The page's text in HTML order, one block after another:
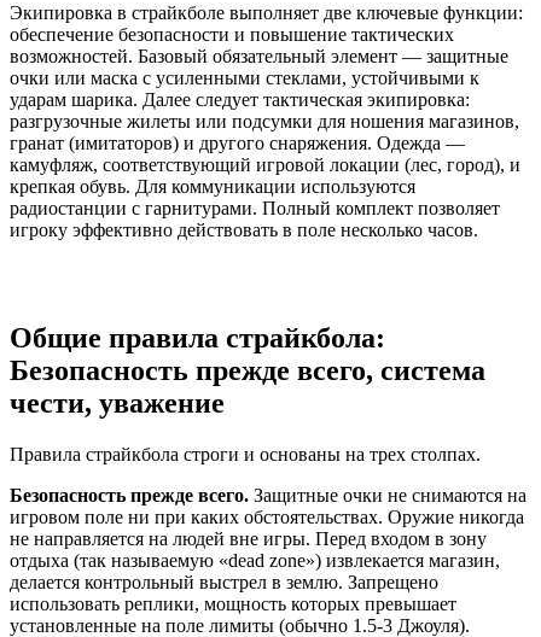
Экипировка в страйкболе выполняет две ключевые функции:
обеспечение безопасности и повышение тактических
возможностей. Базовый обязательный элемент — защитные
очки или маска с усиленными стеклами, устойчивыми к
ударам шарика. Далее следует тактическая экипировка:
разгрузочные жилеты или подсумки для ношения магазинов,
гранат (имитаторов) и другого снаряжения. Одежда —
камуфляж, соответствующий игровой локации (лес, город), и
крепкая обувь. Для коммуникации используются
радиостанции с гарнитурами. Полный комплект позволяет
игроку эффективно действовать в поле несколько часов.
Общие правила страйкбола:
Безопасность прежде всего, система
чести, уважение
Правила страйкбола строги и основаны на трех столпах.
Безопасность прежде всего. Защитные очки не снимаются на
игровом поле ни при каких обстоятельствах. Оружие никогда
не направляется на людей вне игры. Перед входом в зону
отдыха (так называемую «dead zone») извлекается магазин,
делается контрольный выстрел в землю. Запрещено
использовать реплики, мощность которых превышает
установленные на поле лимиты (обычно 1.5-3 Джоуля).